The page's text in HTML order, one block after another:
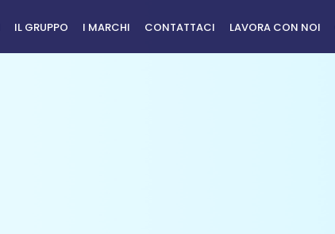
IL GRUPPO I MARCHI CONTATTACI LAVORA CON NOI